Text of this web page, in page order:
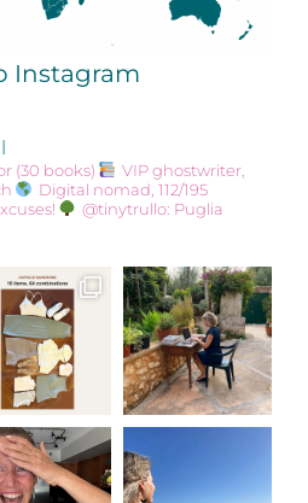
Instagram
(30 books)
VIP ghostwriter,
Digital nomad, 112/195
@tinytrullo: Puglia